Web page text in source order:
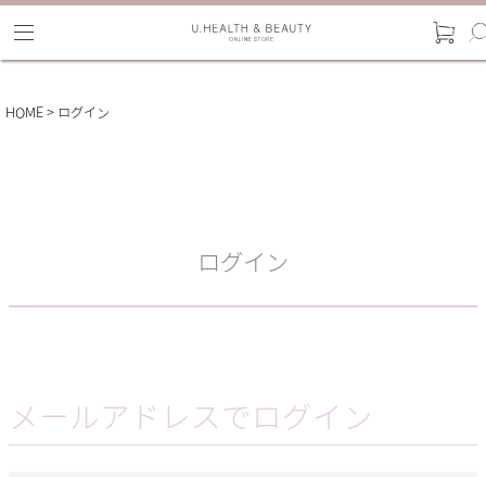
HOME ログイン
ログイン
メールアドレスでログイン